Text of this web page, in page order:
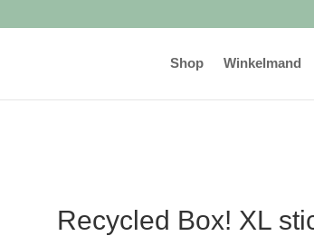
Shop Winkelmand
Recycled Box! XL